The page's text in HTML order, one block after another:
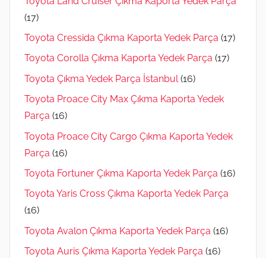
(17)
Toyota Cressida Çıkma Kaporta Yedek Parça (17)
Toyota Corolla Çıkma Kaporta Yedek Parça (17)
Toyota Çıkma Yedek Parça İstanbul (16)
Toyota Proace City Max Çıkma Kaporta Yedek
Parça (16)
Toyota Proace City Cargo Çıkma Kaporta Yedek
Parça (16)
Toyota Fortuner Çıkma Kaporta Yedek Parça (16)
Toyota Yaris Cross Çıkma Kaporta Yedek Parça
(16)
Toyota Avalon Çıkma Kaporta Yedek Parça (16)
Toyota Auris Çıkma Kaporta Yedek Parça (16)